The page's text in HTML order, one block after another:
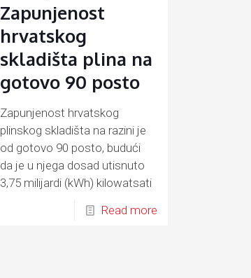
Zapunjenost
hrvatskog
skladišta plina na
gotovo 90 posto
Zapunjenost hrvatskog
plinskog skladišta na razini je
od gotovo 90 posto, budući
da je u njega dosad utisnuto
3,75 milijardi (kWh) kilowatsati
Read more